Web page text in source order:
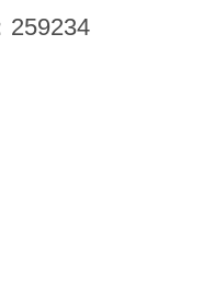
259234